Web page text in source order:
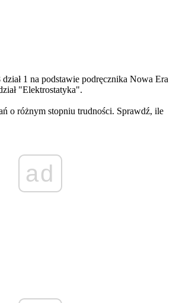
1 na podstawie podręcznika Nowa Era
"Elektrostatyka".
o różnym stopniu trudności. Sprawdź, ile
ad